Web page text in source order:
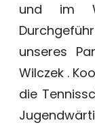
und im
unseres
Wilczek .
die